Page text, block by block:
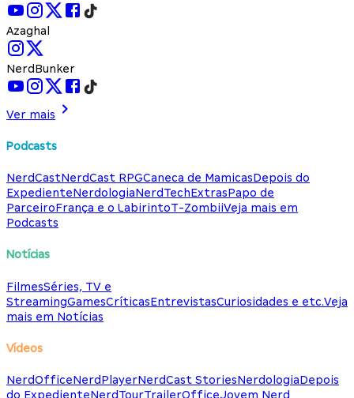
Azaghal
NerdBunker
Ver mais
Podcasts
NerdCastNerdCast RPGCaneca de MamicasDepois do
ExpedienteNerdologiaNerdTechExtrasPapo de
ParceiroFrança e o LabirintoT-ZombiiVeja mais em
Podcasts
Notícias
FilmesSéries, TV e
StreamingGamesCríticasEntrevistasCuriosidades e etc.Veja
mais em Notícias
Vídeos
NerdOfficeNerdPlayerNerdCast StoriesNerdologiaDepois
do ExpedienteNerdTourTrailerOfficeJovem Nerd